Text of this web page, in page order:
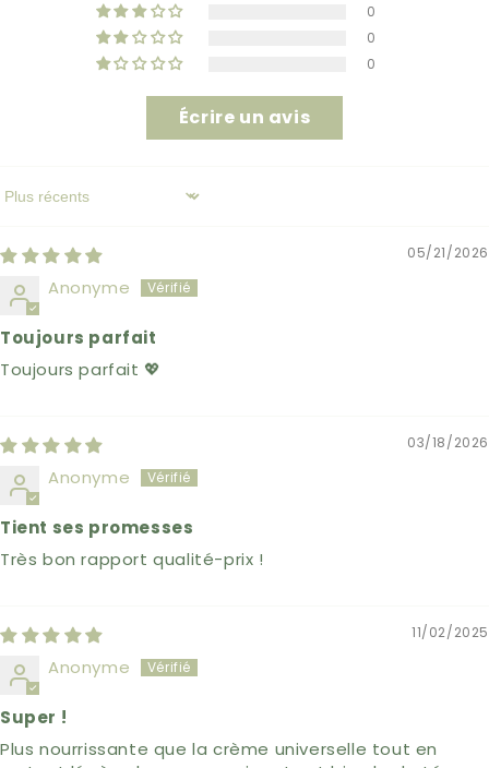
0
0
0
Écrire un avis
Sort by
05/21/2026
Anonyme
Toujours parfait
Toujours parfait 💖
03/18/2026
Anonyme
Tient ses promesses
Très bon rapport qualité-prix !
11/02/2025
Anonyme
Super !
Plus nourrissante que la crème universelle tout en